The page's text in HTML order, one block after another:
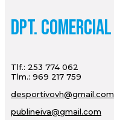
Dpt. Comercial
Tlf.: 253 774 062
Tlm.: 969 217 759
desportivovh@gmail.com
publineiva@gmail.com